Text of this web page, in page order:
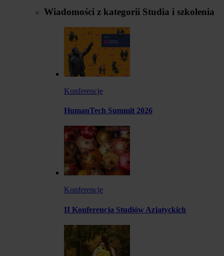
Wiadomości z kategorii Studia i szkolenia
Konferencje
HumanTech Summit 2026
Konferencje
II Konferencja Studiów Azjatyckich